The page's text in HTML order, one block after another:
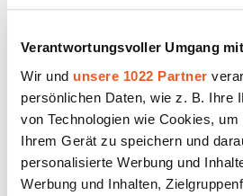
Verantwortungsvoller Umgang
Wir und unsere 1022 Partner
persönlichen Daten, wie z. B. Ihre
von Technologien wie Cookies,
Ihrem Gerät zu speichern und
personalisierte Werbung und
Werbung und Inhalten,